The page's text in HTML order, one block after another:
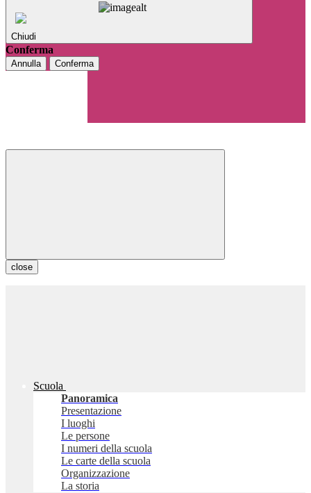
Chiudi
Conferma
Annulla Conferma
close
Scuola
Panoramica
Presentazione
I luoghi
Le persone
I numeri della scuola
Le carte della scuola
Organizzazione
La storia